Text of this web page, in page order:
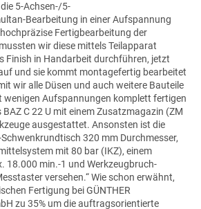
5-Achsen-/5-
Bearbeitung in einer Aufspannung
Fertigbearbeitung der
wir diese mittels Teilapparat
Finish in Handarbeit durchführen, jetzt
und sie kommt montagefertig bearbeitet
wir alle Düsen und auch weitere Bauteile
wenigen Aufspannungen komplett fertigen
C 22 U mit einem Zusatzmagazin (ZM
ausgestattet. Ansonsten ist die
320 mm Durchmesser,
mit 80 bar (IKZ), einem
18.000 min.-1 und Werkzeugbruch-
versehen.“ Wie schon erwähnt,
Fertigung bei GÜNTHER
zu 35% um die auftragsorientierte